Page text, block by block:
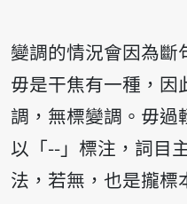
變調的情況會因為斷
毋是干焦有一種，因
調，無標變調。毋過
以「--」標注，詞目
法，若無，也是攏標